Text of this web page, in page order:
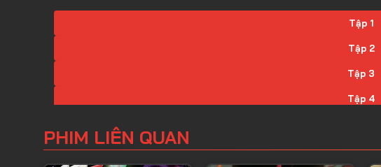
Tập 1
Tập 2
Tập 3
Tập 4
Tập 6
PHIM LIÊN QUAN